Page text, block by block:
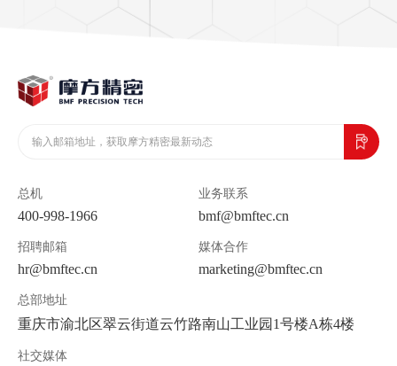
总机
400-998-1966
业务联系
bmf@bmftec.cn
招聘邮箱
hr@bmftec.cn
媒体合作
marketing@bmftec.cn
总部地址
重庆市渝北区翠云街道云竹路南山工业园1号楼A栋4楼
社交媒体